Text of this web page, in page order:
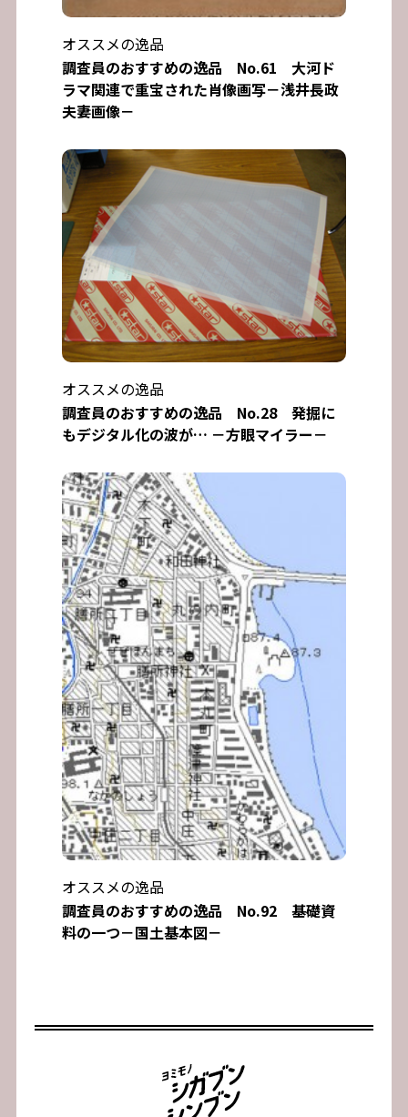
オススメの逸品
調査員のおすすめの逸品 No.61 大河ド
ラマ関連で重宝された肖像画写－浅井長政
夫妻画像－
オススメの逸品
調査員のおすすめの逸品 No.28 発掘に
もデジタル化の波が… －方眼マイラー－
オススメの逸品
調査員のおすすめの逸品 No.92 基礎資
料の一つ－国土基本図－